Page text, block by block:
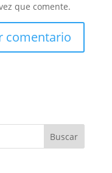
que comente.